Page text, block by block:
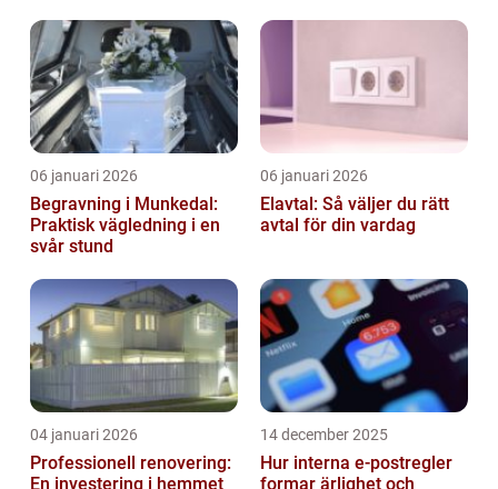
06 januari 2026
Begravning i Munkedal:
Praktisk vägledning i en
svår stund
06 januari 2026
Elavtal: Så väljer du rätt
avtal för din vardag
04 januari 2026
Professionell renovering:
En investering i hemmet
14 december 2025
Hur interna e-postregler
formar ärlighet och